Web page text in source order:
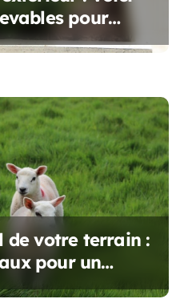
pour
de votre terrain :
pour un